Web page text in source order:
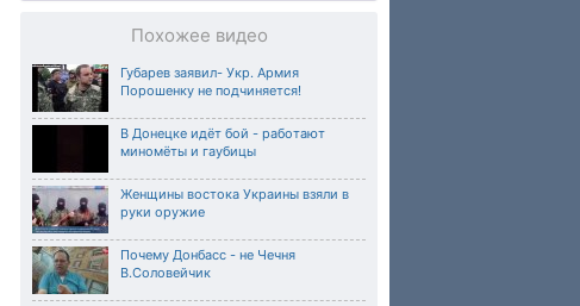
Похожее видео
Губарев заявил- Укр. Армия
Порошенку не подчиняется!
В Донецке идёт бой - работают
миномёты и гаубицы
Женщины востока Украины взяли в
руки оружие
Почему Донбасс - не Чечня
В.Соловейчик